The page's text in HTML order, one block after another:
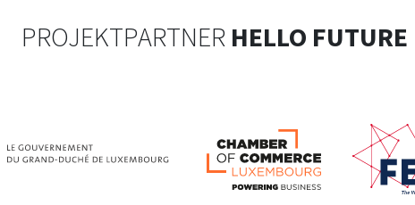
PROJEKTPARTNER HELLO FUTURE